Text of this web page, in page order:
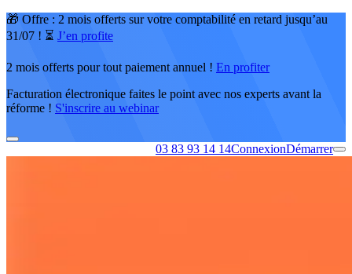
🎁 Offre : 2 mois offerts sur votre comptabilité en retard jusqu’au
31/07 ! ⏳ J’en profite
2 mois offerts pour tout paiement annuel ! En profiter
Facturation électronique faites le point avec nos experts avant la
réforme ! S'inscrire au webinar
03 83 93 14 14ConnexionDémarrer